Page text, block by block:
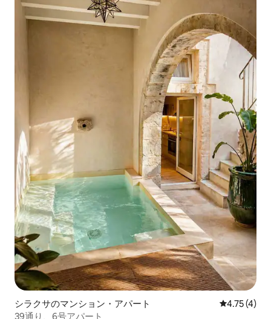
シラクサのマンション・アパート レビュー4
4.75 (4)
39通り、6号アパート